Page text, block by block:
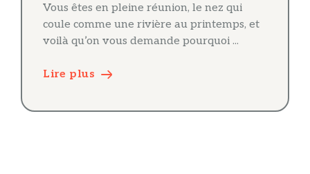
Vous êtes en pleine réunion, le nez qui
coule comme une rivière au printemps, et
voilà qu’on vous demande pourquoi ...
Lire plus